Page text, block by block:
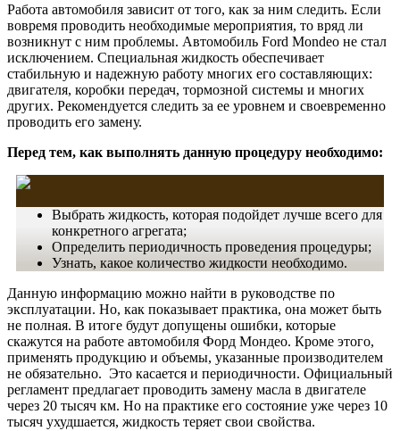
Работа автомобиля зависит от того, как за ним следить. Если
вовремя проводить необходимые мероприятия, то вряд ли
возникнут с ним проблемы. Автомобиль Ford Mondeo не стал
исключением. Специальная жидкость обеспечивает
стабильную и надежную работу многих его составляющих:
двигателя, коробки передач, тормозной системы и многих
других. Рекомендуется следить за ее уровнем и своевременно
проводить его замену.
Перед тем, как выполнять данную процедуру необходимо:
Выбрать жидкость, которая подойдет лучше всего для
конкретного агрегата;
Определить периодичность проведения процедуры;
Узнать, какое количество жидкости необходимо.
Данную информацию можно найти в руководстве по
эксплуатации. Но, как показывает практика, она может быть
не полная. В итоге будут допущены ошибки, которые
скажутся на работе автомобиля Форд Мондео. Кроме этого,
применять продукцию и объемы, указанные производителем
не обязательно. Это касается и периодичности. Официальный
регламент предлагает проводить замену масла в двигателе
через 20 тысяч км. Но на практике его состояние уже через 10
тысяч ухудшается, жидкость теряет свои свойства.